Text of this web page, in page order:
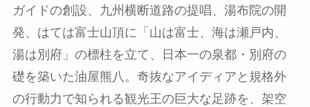
ガイドの創設、九州横断道路の提唱、湯布院の開
発、はては富士山頂に「山は富士、海は瀬戸内、
湯は別府」の標柱を立て、日本一の泉都・別府の
礎を築いた油屋熊八。奇抜なアイディアと規格外
の行動力で知られる観光王の巨大な足跡を、架空